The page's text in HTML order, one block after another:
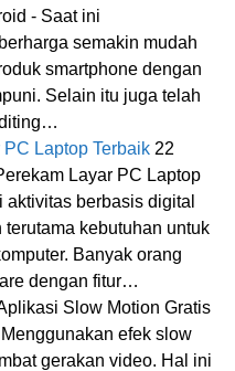
- Saat ini
semakin mudah
smartphone dengan
Selain itu juga telah
Laptop Terbaik 22
Layar PC Laptop
berbasis digital
kebutuhan untuk
Banyak orang
dengan fitur…
Slow Motion Gratis
efek slow
gerakan video. Hal ini